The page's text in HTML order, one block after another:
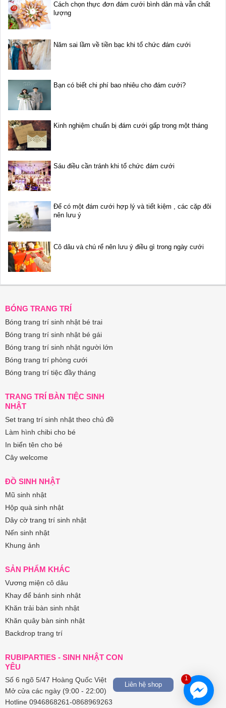
1
Liên hệ shop
Cách chọn thực đơn đám cưới bình dân mà vẫn chất
lượng
Năm sai lầm về tiền bạc khi tổ chức đám cưới
Bạn có biết chi phí bao nhiêu cho đám cưới?
Kinh nghiệm chuẩn bị đám cưới gấp trong một tháng
Sáu điều cần tránh khi tổ chức đám cưới
Để có một đám cưới hợp lý và tiết kiệm , các cặp đôi
nên lưu ý
Cô dâu và chú rể nên lưu ý điều gì trong ngày cưới
BÓNG TRANG TRÍ
Bóng trang trí sinh nhật bé trai
Bóng trang trí sinh nhật bé gái
Bóng trang trí sinh nhật người lớn
Bóng trang trí phòng cưới
Bóng trang trí tiệc đầy tháng
TRANG TRÍ BÀN TIỆC SINH
NHẬT
Set trang trí sinh nhật theo chủ đề
Làm hình chibi cho bé
In biển tên cho bé
Cây welcome
ĐỒ SINH NHẬT
Mũ sinh nhật
Hộp quà sinh nhật
Dây cờ trang trí sinh nhật
Nến sinh nhật
Khung ảnh
SẢN PHẨM KHÁC
Vương miện cô dâu
Khay để bánh sinh nhật
Khăn trải bàn sinh nhật
Khăn quây bàn sinh nhật
Backdrop trang trí
RUBIPARTIES - SINH NHẬT CON
YÊU
Số 6 ngõ 5/47 Hoàng Quốc Việt
Mở cửa các ngày (9:00 - 22:00)
Hotline 0946868261-0868969263